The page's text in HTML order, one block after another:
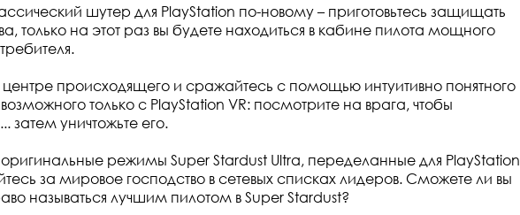
шутер для PlayStation по-новому – приготовьтесь защищать
только на этот раз вы будете находиться в кабине пилота мощного
происходящего и сражайтесь с помощью интуитивно понятного
только с PlayStation VR: посмотрите на врага, чтобы
затем уничтожьте его.
режимы Super Stardust Ultra, переделанные для PlayStation
за мировое господство в сетевых списках лидеров. Сможете ли вы
называться лучшим пилотом в Super Stardust?